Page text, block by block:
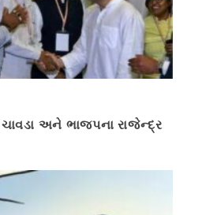
અને ભાજપના રાજેન્દ્ર